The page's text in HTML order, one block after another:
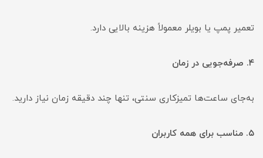
تعمیر پمپ یا بویلر معمولاً هزینه بالایی دارد.
۴. صرفه‌جویی در زمان
به‌جای ساعت‌ها تمیزکاری سنتی، تنها چند دقیقه زمان نیاز دارید.
۵. مناسب برای همه کاربران